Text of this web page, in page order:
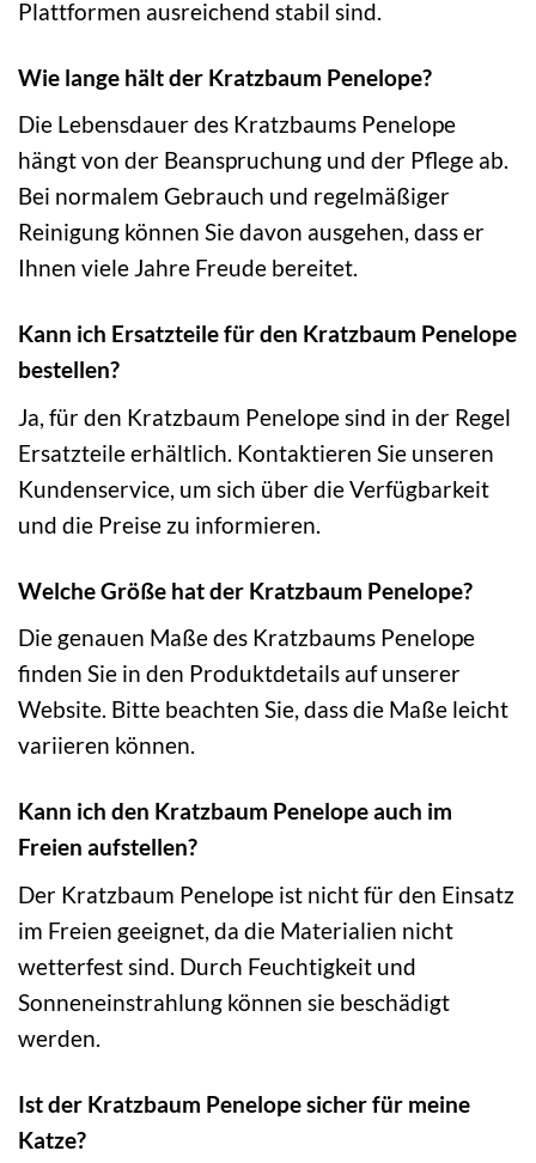
Plattformen ausreichend stabil sind.
Wie lange hält der Kratzbaum Penelope?
Die Lebensdauer des Kratzbaums Penelope
hängt von der Beanspruchung und der Pflege ab.
Bei normalem Gebrauch und regelmäßiger
Reinigung können Sie davon ausgehen, dass er
Ihnen viele Jahre Freude bereitet.
Kann ich Ersatzteile für den Kratzbaum Penelope
bestellen?
Ja, für den Kratzbaum Penelope sind in der Regel
Ersatzteile erhältlich. Kontaktieren Sie unseren
Kundenservice, um sich über die Verfügbarkeit
und die Preise zu informieren.
Welche Größe hat der Kratzbaum Penelope?
Die genauen Maße des Kratzbaums Penelope
finden Sie in den Produktdetails auf unserer
Website. Bitte beachten Sie, dass die Maße leicht
variieren können.
Kann ich den Kratzbaum Penelope auch im
Freien aufstellen?
Der Kratzbaum Penelope ist nicht für den Einsatz
im Freien geeignet, da die Materialien nicht
wetterfest sind. Durch Feuchtigkeit und
Sonneneinstrahlung können sie beschädigt
werden.
Ist der Kratzbaum Penelope sicher für meine
Katze?